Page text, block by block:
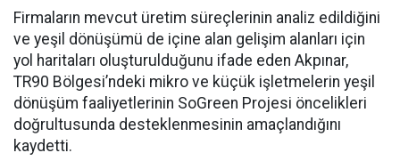
Firmaların mevcut üretim süreçlerinin analiz edildiğini
ve yeşil dönüşümü de içine alan gelişim alanları için
yol haritaları oluşturulduğunu ifade eden Akpınar,
TR90 Bölgesi’ndeki mikro ve küçük işletmelerin yeşil
dönüşüm faaliyetlerinin SoGreen Projesi öncelikleri
doğrultusunda desteklenmesinin amaçlandığını
kaydetti.